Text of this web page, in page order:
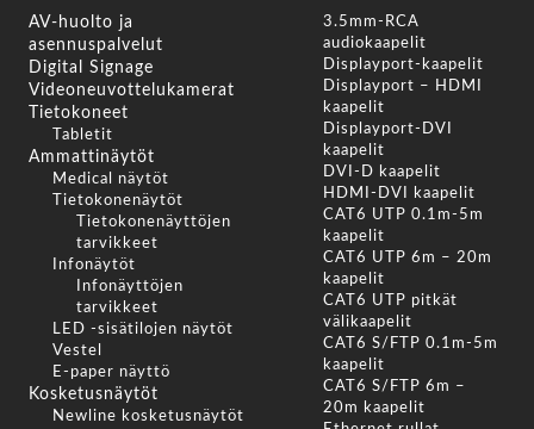
AV-huolto ja
asennuspalvelut
Digital Signage
Videoneuvottelukamerat
Tietokoneet
Tabletit
Ammattinäytöt
Medical näytöt
Tietokonenäytöt
Tietokonenäyttöjen
tarvikkeet
Infonäytöt
Infonäyttöjen
tarvikkeet
LED -sisätilojen näytöt
Vestel
E-paper näyttö
Kosketusnäytöt
Newline kosketusnäytöt
3.5mm-RCA
audiokaapelit
Displayport-kaapelit
Displayport – HDMI
kaapelit
Displayport-DVI
kaapelit
DVI-D kaapelit
HDMI-DVI kaapelit
CAT6 UTP 0.1m-5m
kaapelit
CAT6 UTP 6m – 20m
kaapelit
CAT6 UTP pitkät
välikaapelit
CAT6 S/FTP 0.1m-5m
kaapelit
CAT6 S/FTP 6m –
20m kaapelit